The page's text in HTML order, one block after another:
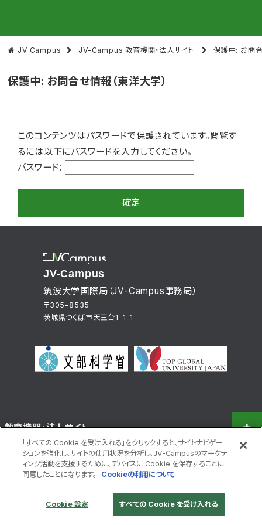
JV Campus JV-Campus 教育機関・法人サイト 保護中: お問
保護中: お問合せ情報（東洋大学）
このコンテンツはパスワードで保護されています。閲覧す
るには以下にパスワードを入力してください。
パスワード:
JV-Campus
筑波大学国際局（JV-Campus事務局）
〒305-8535
茨城県つくば市天王台1-1-1
教育機関・法人サイト
学習者サイト
©JV-Campus. All right reserved.
「すべての Cookie を受け入れる」をクリックすると、サイトナビゲー
ションを強化し、サイトの使用状況を分析し、JV-Campusのマーケテ
ィング活動を支援するために、デバイスに Cookie を保存することに
同意したことになります。
Cookieの利用について
Cookie 設定 すべての Cookie を受け入れる